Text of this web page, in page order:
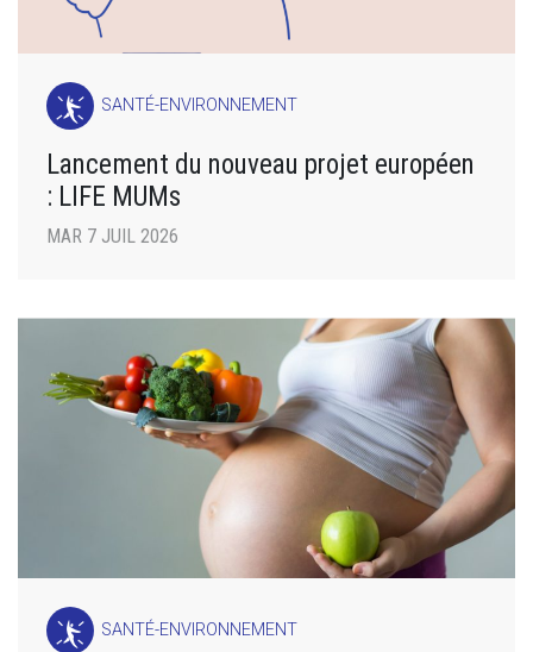
SANTÉ-ENVIRONNEMENT
Lancement du nouveau projet européen
: LIFE MUMs
MAR 7 JUIL 2026
SANTÉ-ENVIRONNEMENT